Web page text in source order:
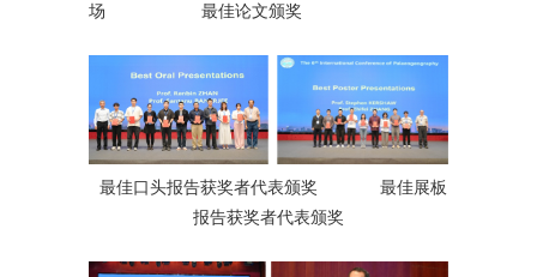
场
最佳论文颁奖
最佳口头报告获奖者代表颁奖
最佳展板
报告获奖者代表颁奖